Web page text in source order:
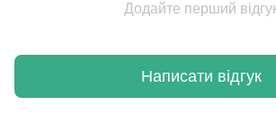
Додайте перший
Написати відгук